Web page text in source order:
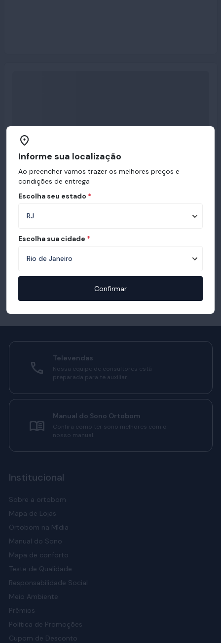
Televendas
Nossa equipe de consultores está
preparada para te auxiliar.
Manual do Sono Ortobom
Confira como ter sono melhores com o
nosso manual.
Institucional
Sobre a ortobom
Mapa de Lojas
Ortobom na Mídia
Manual do Sono
Mapa de conforto
Teste de Qualidade
Responsabilidade Social
Meio Ambiente
Prêmios
Política de Promoções
Cupom de Desconto
Informe sua localização
Ao preencher vamos trazer os melhores preços e
condições de entrega
Escolha seu estado *
Escolha sua cidade *
Confirmar